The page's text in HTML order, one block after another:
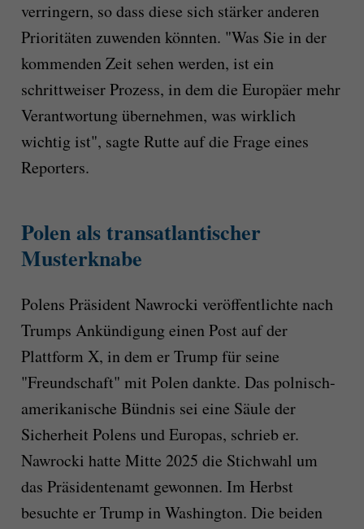
verringern, so dass diese sich stärker anderen
Prioritäten zuwenden könnten. "Was Sie in der
kommenden Zeit sehen werden, ist ein
schrittweiser Prozess, in dem die Europäer mehr
Verantwortung übernehmen, was wirklich
wichtig ist", sagte Rutte auf die Frage eines
Reporters.
Polen als transatlantischer
Musterknabe
Polens Präsident Nawrocki veröffentlichte nach
Trumps Ankündigung einen Post auf der
Plattform X, in dem er Trump für seine
"Freundschaft" mit Polen dankte. Das polnisch-
amerikanische Bündnis sei eine Säule der
Sicherheit Polens und Europas, schrieb er.
Nawrocki hatte Mitte 2025 die Stichwahl um
das Präsidentenamt gewonnen. Im Herbst
besuchte er Trump in Washington. Die beiden